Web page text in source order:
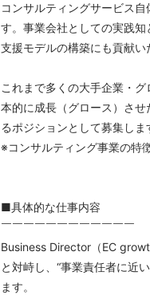
コンサルティングサービス
す。事業会社としての実践
支援モデルの構築にも貢献い
これまで多くの大手企業・
本的に成長（グロース）さ
るポジションとして募集しま
※コンサルティング事業の特
■具体的な仕事内容
￣￣￣￣￣￣￣￣￣￣￣￣
Business Director（EC
と対峙し、“事業責任者に近
ます。